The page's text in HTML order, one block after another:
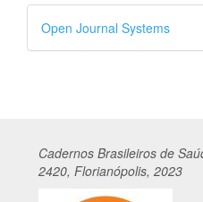
Desenvolvido
por
Open Journal Systems
Cadernos Brasileiros de
2420, Florianópolis, 2023